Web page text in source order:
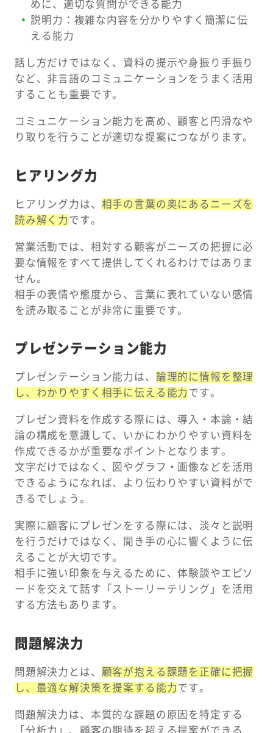
めに、適切な質問ができる能力
説明力：複雑な内容を分かりやすく簡潔に伝
える能力
話し方だけではなく、資料の提示や身振り手振り
など、非言語のコミュニケーションをうまく活用
することも重要です。
コミュニケーション能力を高め、顧客と円滑なや
り取りを行うことが適切な提案につながります。
ヒアリング力
ヒアリング力は、 相手の言葉の奥にあるニーズを
読み解く力 です。
営業活動では、相対する顧客がニーズの把握に必
要な情報をすべて提供してくれるわけではありま
せん。
相手の表情や態度から、言葉に表れていない感情
を読み取ることが非常に重要です。
プレゼンテーション能力
プレゼンテーション能力は、 論理的に情報を整理
し、わかりやすく相手に伝える能力 です。
プレゼン資料を作成する際には、導入・本論・結
論の構成を意識して、いかにわかりやすい資料を
作成できるかが重要なポイントとなります。
文字だけではなく、図やグラフ・画像などを活用
できるようになれば、より伝わりやすい資料がで
きるでしょう。
実際に顧客にプレゼンをする際には、淡々と説明
を行うだけではなく、聞き手の心に響くように伝
えることが大切です。
相手に強い印象を与えるために、体験談やエピソ
ードを交えて話す「ストーリーテリング」を活用
する方法もあります。
問題解決力
問題解決力とは、 顧客が抱える課題を正確に把握
し、最適な解決策を提案する能力です。
問題解決力は、本質的な課題の原因を特定する
「分析力」、顧客の期待を超える提案ができる